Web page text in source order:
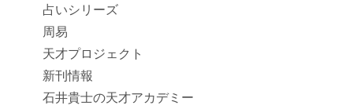
占いシリーズ
周易
天才プロジェクト
新刊情報
石井貴士の天才アカデミー